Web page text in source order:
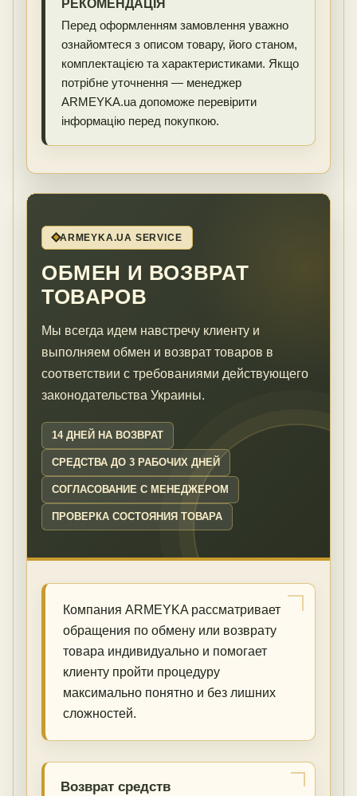
РЕКОМЕНДАЦІЯ
Перед оформленням замовлення уважно
ознайомтеся з описом товару, його станом,
комплектацією та характеристиками. Якщо
потрібне уточнення — менеджер
ARMEYKA.ua допоможе перевірити
інформацію перед покупкою.
ARMEYKA.UA SERVICE
ОБМЕН И ВОЗВРАТ
ТОВАРОВ
Мы всегда идем навстречу клиенту и
выполняем обмен и возврат товаров в
соответствии с требованиями действующего
законодательства Украины.
14 ДНЕЙ НА ВОЗВРАТ
СРЕДСТВА ДО 3 РАБОЧИХ ДНЕЙ
СОГЛАСОВАНИЕ С МЕНЕДЖЕРОМ
ПРОВЕРКА СОСТОЯНИЯ ТОВАРА
Компания ARMEYKA рассматривает
обращения по обмену или возврату
товара индивидуально и помогает
клиенту пройти процедуру
максимально понятно и без лишних
сложностей.
Возврат средств